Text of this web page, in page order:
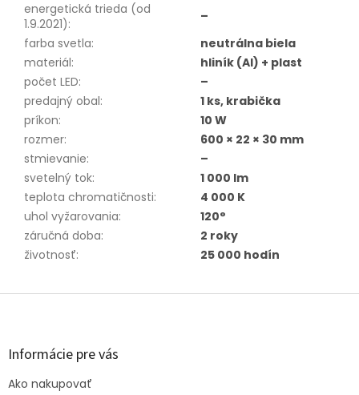
energetická trieda (od
1.9.2021):
–
farba svetla:
neutrálna biela
materiál:
hliník (Al) + plast
počet LED:
–
predajný obal:
1 ks, krabička
príkon:
10 W
rozmer:
600 × 22 × 30 mm
stmievanie:
–
svetelný tok:
1 000 lm
teplota chromatičnosti:
4 000 K
uhol vyžarovania:
120°
záručná doba:
2 roky
životnosť: 25 000 hodín
Z
Informácie pre vás
Ako nakupovať